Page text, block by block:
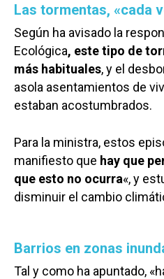
Las tormentas, «cada
Según ha avisado la
Ecológica, este tipo de
más habituales, y el
asola asentamientos de
estaban acostumbrados.
Para la ministra, estos
manifiesto que hay que
que esto no ocurra«, y
disminuir el cambio
Barrios en zonas
Tal y como ha apuntado,